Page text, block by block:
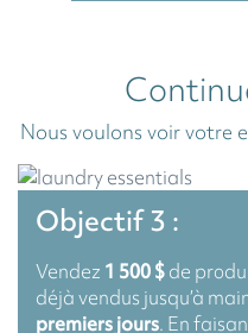
Nous voulons voir votre
Objectif 3 :
Vendez 1 500 $de
déjà vendus jusqu’à
premiers jours. En